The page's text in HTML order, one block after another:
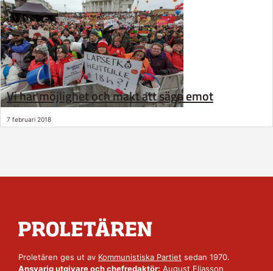
Vi har möjlighet och makt att säga emot
7 februari 2018
Proletären ges ut av Kommunistiska Partiet sedan 1970.
Ansvarig utgivare och chefredaktör: August Eliasson